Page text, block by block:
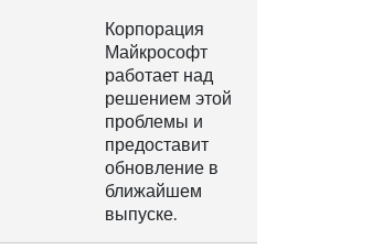
Корпорация
Майкрософт
работает над
решением этой
проблемы и
предоставит
обновление в
ближайшем
выпуске.